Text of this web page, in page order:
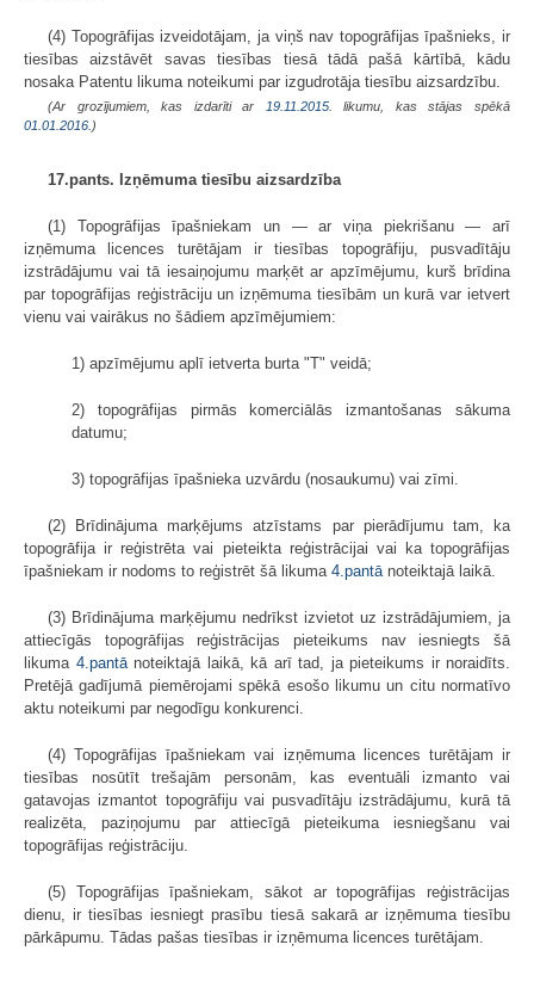
(4) Topogrāfijas izveidotājam, ja viņš nav topogrāfijas īpašnieks, ir
tiesības aizstāvēt savas tiesības tiesā tādā pašā kārtībā, kādu
nosaka Patentu likuma noteikumi par izgudrotāja tiesību aizsardzību.
(Ar grozījumiem, kas izdarīti ar 19.11.2015. likumu, kas stājas spēkā
01.01.2016. )
17.pants. Izņēmuma tiesību aizsardzība
(1) Topogrāfijas īpašniekam un — ar viņa piekrišanu — arī
izņēmuma licences turētājam ir tiesības topogrāfiju, pusvadītāju
izstrādājumu vai tā iesaiņojumu marķēt ar apzīmējumu, kurš brīdina
par topogrāfijas reģistrāciju un izņēmuma tiesībām un kurā var ietvert
vienu vai vairākus no šādiem apzīmējumiem:
1) apzīmējumu aplī ietverta burta "T" veidā;
2) topogrāfijas pirmās komerciālās izmantošanas sākuma
datumu;
3) topogrāfijas īpašnieka uzvārdu (nosaukumu) vai zīmi.
(2) Brīdinājuma marķējums atzīstams par pierādījumu tam, ka
topogrāfija ir reģistrēta vai pieteikta reģistrācijai vai ka topogrāfijas
īpašniekam ir nodoms to reģistrēt šā likuma 4.pantā noteiktajā laikā.
(3) Brīdinājuma marķējumu nedrīkst izvietot uz izstrādājumiem, ja
attiecīgās topogrāfijas reģistrācijas pieteikums nav iesniegts šā
likuma 4.pantānoteiktajā laikā, kā arī tad, ja pieteikums ir noraidīts.
Pretējā gadījumā piemērojami spēkā esošo likumu un citu normatīvo
aktu noteikumi par negodīgu konkurenci.
(4) Topogrāfijas īpašniekam vai izņēmuma licences turētājam ir
tiesības nosūtīt trešajām personām, kas eventuāli izmanto vai
gatavojas izmantot topogrāfiju vai pusvadītāju izstrādājumu, kurā tā
realizēta, paziņojumu par attiecīgā pieteikuma iesniegšanu vai
topogrāfijas reģistrāciju.
(5) Topogrāfijas īpašniekam, sākot ar topogrāfijas reģistrācijas
dienu, ir tiesības iesniegt prasību tiesā sakarā ar izņēmuma tiesību
pārkāpumu. Tādas pašas tiesības ir izņēmuma licences turētājam.